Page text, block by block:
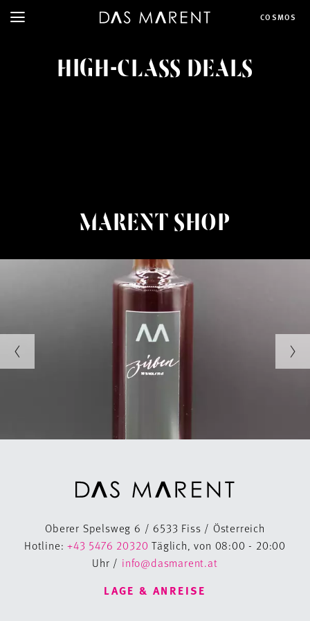
COSMOS
HIGH-CLASS DEALS
MARENT SHOP
Oberer Spelsweg 6 / 6533 Fiss / Österreich
Hotline:+43 5476 20320 Täglich, von 08:00 - 20:00
Uhr / info@dasmarent.at
LAGE & ANREISE